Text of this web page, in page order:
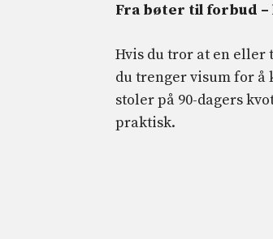
Fra bøter til forbud –
Hvis du tror at en eller
du trenger visum for å
stoler på 90-dagers
praktisk.